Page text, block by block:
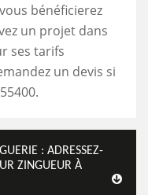
bénéficierez
un projet dans
ses tarifs
un devis si
: ADRESSEZ-
ZINGUEUR À